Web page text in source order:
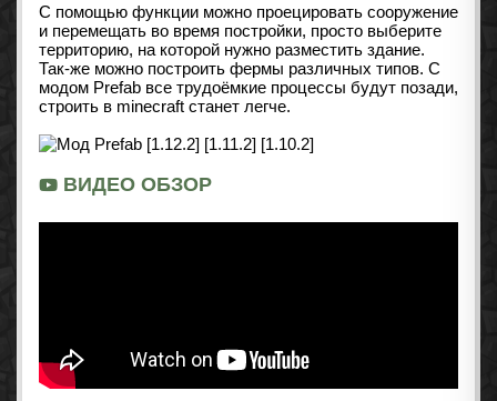
С помощью функции можно проецировать сооружение
и перемещать во время постройки, просто выберите
территорию, на которой нужно разместить здание.
Так-же можно построить фермы различных типов. С
модом Prefab все трудоёмкие процессы будут позади,
строить в minecraft станет легче.
ВИДЕО ОБЗОР